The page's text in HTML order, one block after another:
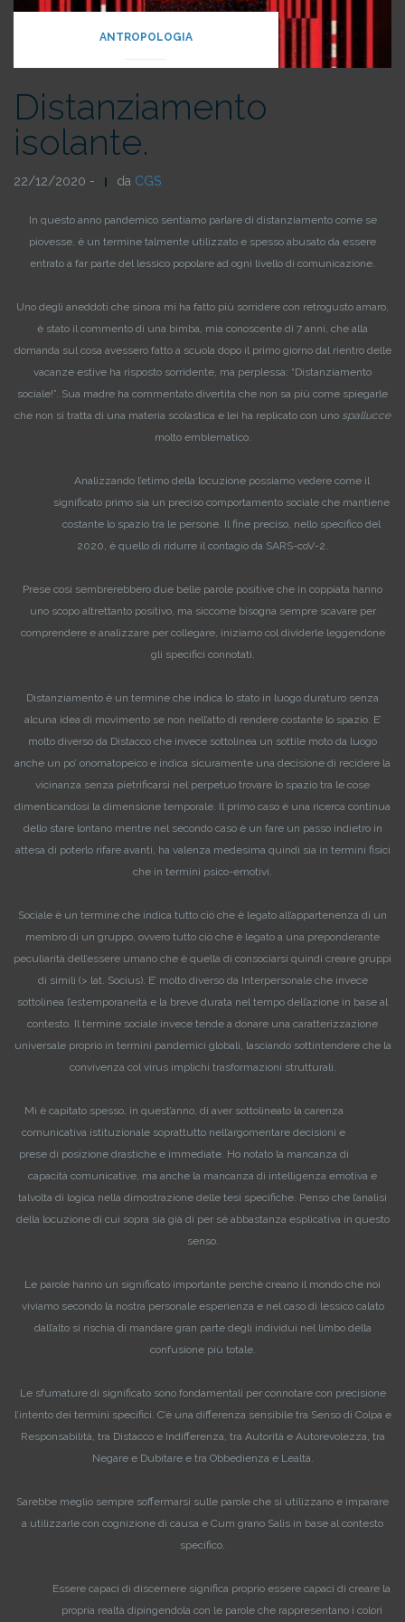
ANTROPOLOGIA
Distanziamento
isolante.
22/12/2020 - da CGS
In questo anno pandemico sentiamo parlare di distanziamento come se
piovesse, è un termine talmente utilizzato e spesso abusato da essere
entrato a far parte del lessico popolare ad ogni livello di comunicazione.
Uno degli aneddoti che sinora mi ha fatto più sorridere con retrogusto amaro,
è stato il commento di una bimba, mia conoscente di 7 anni, che alla
domanda sul cosa avessero fatto a scuola dopo il primo giorno dal rientro delle
vacanze estive ha risposto sorridente, ma perplessa: “Distanziamento
sociale!”. Sua madre ha commentato divertita che non sa più come spiegarle
che non si tratta di una materia scolastica e lei ha replicato con uno spallucce
molto emblematico.
Analizzando l’etimo della locuzione possiamo vedere come il
significato primo sia un preciso comportamento sociale che mantiene
costante lo spazio tra le persone. Il fine preciso, nello specifico del
2020, è quello di ridurre il contagio da SARS-coV-2.
Prese così sembrerebbero due belle parole positive che in coppiata hanno
uno scopo altrettanto positivo, ma siccome bisogna sempre scavare per
comprendere e analizzare per collegare, iniziamo col dividerle leggendone
gli specifici connotati.
Distanziamento è un termine che indica lo stato in luogo duraturo senza
alcuna idea di movimento se non nell’atto di rendere costante lo spazio. E’
molto diverso da Distacco che invece sottolinea un sottile moto da luogo
anche un po’ onomatopeico e indica sicuramente una decisione di recidere la
vicinanza senza pietrificarsi nel perpetuo trovare lo spazio tra le cose
dimenticandosi la dimensione temporale. Il primo caso è una ricerca continua
dello stare lontano mentre nel secondo caso è un fare un passo indietro in
attesa di poterlo rifare avanti, ha valenza medesima quindi sia in termini fisici
che in termini psico-emotivi.
Sociale è un termine che indica tutto ciò che è legato all’appartenenza di un
membro di un gruppo, ovvero tutto ciò che è legato a una preponderante
peculiarità dell’essere umano che è quella di consociarsi quindi creare gruppi
di simili (> lat. Socius). E’ molto diverso da Interpersonale che invece
sottolinea l’estemporaneità e la breve durata nel tempo dell’azione in base al
contesto. Il termine sociale invece tende a donare una caratterizzazione
universale proprio in termini pandemici globali, lasciando sottintendere che la
convivenza col virus implichi trasformazioni strutturali.
Mi è capitato spesso, in quest’anno, di aver sottolineato la carenza
comunicativa istituzionale soprattutto nell’argomentare decisioni e
prese di posizione drastiche e immediate. Ho notato la mancanza di
capacità comunicative, ma anche la mancanza di intelligenza emotiva e
talvolta di logica nella dimostrazione delle tesi specifiche. Penso che l’analisi
della locuzione di cui sopra sia già di per sè abbastanza esplicativa in questo
senso.
Le parole hanno un significato importante perchè creano il mondo che noi
viviamo secondo la nostra personale esperienza e nel caso di lessico calato
dall’alto si rischia di mandare gran parte degli individui nel limbo della
confusione più totale.
Le sfumature di significato sono fondamentali per connotare con precisione
l’intento dei termini specifici. C’è una differenza sensibile tra Senso di Colpa e
Responsabilità, tra Distacco e Indifferenza, tra Autorità e Autorevolezza, tra
Negare e Dubitare e tra Obbedienza e Lealtà.
Sarebbe meglio sempre soffermarsi sulle parole che si utilizzano e imparare
a utilizzarle con cognizione di causa e Cum grano Salis in base al contesto
specifico.
Essere capaci di discernere significa proprio essere capaci di creare la
propria realtà dipingendola con le parole che rappresentano i colori